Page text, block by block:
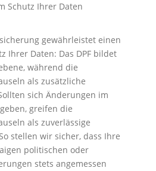
Schutz Ihrer Daten
gewährleistet einen
Ihrer Daten: Das DPF bildet
während die
als zusätzliche
sich Änderungen im
greifen die
als zuverlässige
stellen wir sicher, dass Ihre
politischen oder
stets angemessen